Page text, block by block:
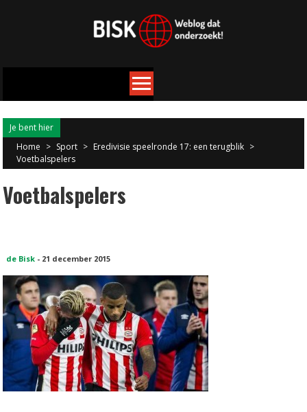
Je bent hier
Home > Sport > Eredivisie speelronde 17: een terugblik >
Voetbalspelers
Voetbalspelers
de Bisk - 21 december 2015